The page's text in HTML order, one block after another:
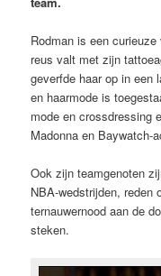
Rodman is een
reus valt met zijn
geverfde haar op in een
en haarmode is
mode en crossdressing
Madonna en Baywatch-
Ook zijn teamgenoten
NBA-wedstrijden, reden
ternauwernood aan de
steken.